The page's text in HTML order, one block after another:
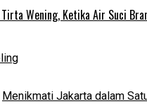
Wening, Ketika Air Suci
Menikmati Jakarta dalam